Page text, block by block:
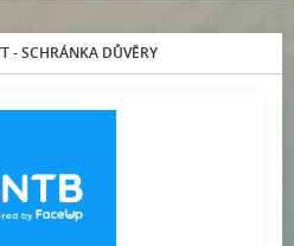
- SCHRÁNKA DŮVĚRY